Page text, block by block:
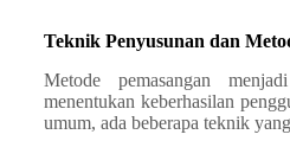
Teknik Penyusunan dan
Metode pemasangan
menentukan keberhasilan
umum, ada beberapa teknik